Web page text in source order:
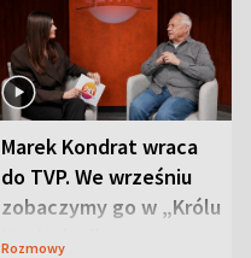
Marek Kondrat wraca
do TVP. We wrześniu
zobaczymy go w „Królu
Maciusiu I”
Rozmowy